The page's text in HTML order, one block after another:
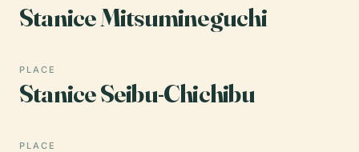
Stanice Mitsumineguchi
PLACE
Stanice Seibu-Chichibu
PLACE